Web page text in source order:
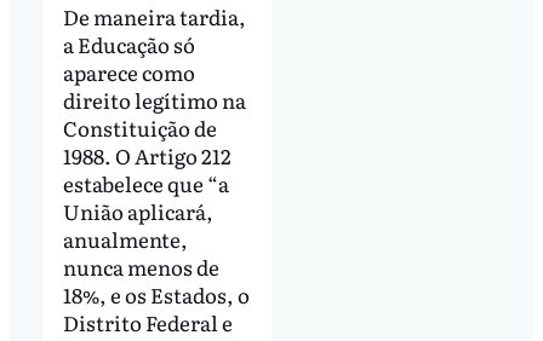
De maneira tardia,
a Educação só
aparece como
direito legítimo na
Constituição de
1988. O Artigo 212
estabelece que “a
União aplicará,
anualmente,
nunca menos de
18%, e os Estados, o
Distrito Federal e